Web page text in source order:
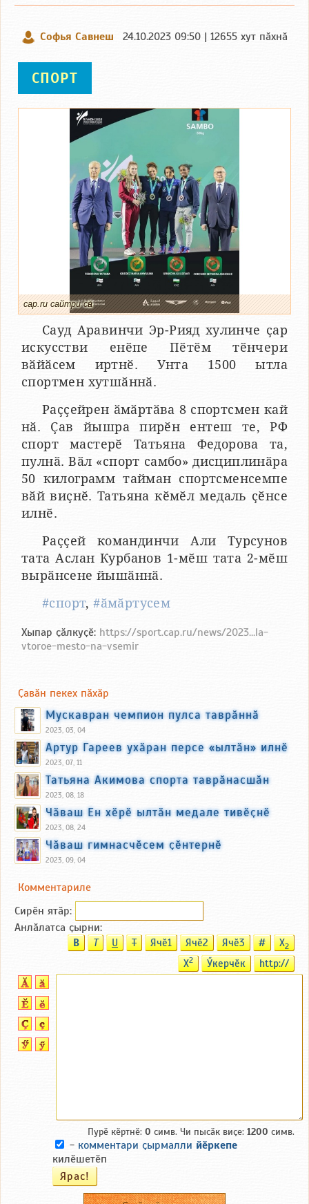
Софья Савнеш 24.10.2023 09:50 | 12655 хут пӑхнӑ
СПОРТ
cap.ru сайтри сӑн
Сауд Аравинчи Эр-Рияд хулинче ҫар
искусстви енӗпе Пӗтӗм тӗнчери
вӑйӑсем иртнӗ. Унта 1500 ытла
спортмен хутшӑннӑ.
Раҫҫейрен ӑмӑртӑва 8 спортсмен кай
нӑ. Ҫав йышра пирӗн ентеш те, РФ
спорт мастерӗ Татьяна Федорова та,
пулнӑ. Вӑл «спорт самбо» дисциплинӑра
50 килограмм тайман спортсменсемпе
вӑй виҫнӗ. Татьяна кӗмӗл медаль ҫӗнсе
илнӗ.
Раҫҫей командинчи Али Турсунов
тата Аслан Курбанов 1-мӗш тата 2-мӗш
вырӑнсене йышӑннӑ.
#спорт,#ӑмӑртусем
Хыпар ҫӑлкуҫӗ: https://sport.cap.ru/news/2023...la-
vtoroe-mesto-na-vsemir
Ҫавӑн пекех пӑхӑр
Мускавран чемпион пулса таврӑннӑ
2023, 03, 04
Артур Гареев ухӑран персе «ылтӑн» илнӗ
2023, 07, 11
Татьяна Акимова спорта таврӑнасшӑн
2023, 08, 18
Чӑваш Ен хӗрӗ ылтӑн медале тивӗҫнӗ
2023, 08, 24
Чӑваш гимнасчӗсем ҫӗнтернӗ
2023, 09, 04
Комментариле
Сирӗн ятӑp:
Анлӑлатса ҫырни:
B T U T Ячӗ1 Ячӗ2 Ячӗ3 # X2
X2 Ӳкерчӗк http://
Пурӗ кӗртнӗ: 0 симв. Чи пысӑк виҫе: 1200 симв.
- комментари ҫырмалли йӗркепе
килӗшетӗп